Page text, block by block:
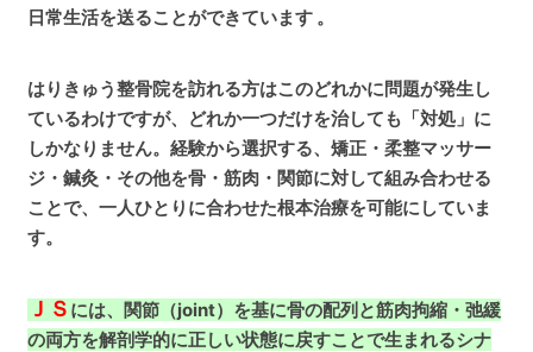
日常生活を送ることができています 。
はりきゅう整骨院を訪れる方はこのどれかに問題が発生し
ているわけですが、どれか一つだけを治しても「対処」に
しかなりません。経験から選択する、矯正・柔整マッサー
ジ・鍼灸・その他を骨・筋肉・関節に対して組み合わせる
ことで、一人ひとりに合わせた根本治療を可能にしていま
す。
ＪＳ には、関節（joint）を基に骨の配列と筋肉拘縮・弛緩
の両方を解剖学的に正しい状態に戻すことで生まれるシナ